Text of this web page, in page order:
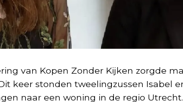
van Kopen Zonder Kijken zorgde
keer stonden tweelingzussen Isabel
naar een woning in de regio Utrecht.